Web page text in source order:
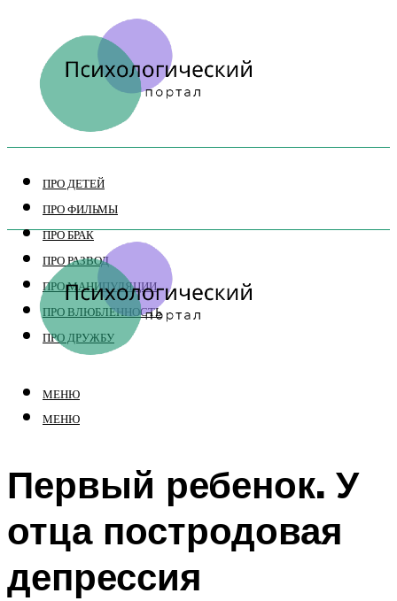
ПРО ДЕТЕЙ
ПРО ФИЛЬМЫ
ПРО БРАК
ПРО РАЗВОД
ПРО МАНИПУЛЯЦИИ
ПРО ВЛЮБЛЕННОСТЬ
ПРО ДРУЖБУ
МЕНЮ
МЕНЮ
Первый ребенок. У
отца постродовая
депрессия